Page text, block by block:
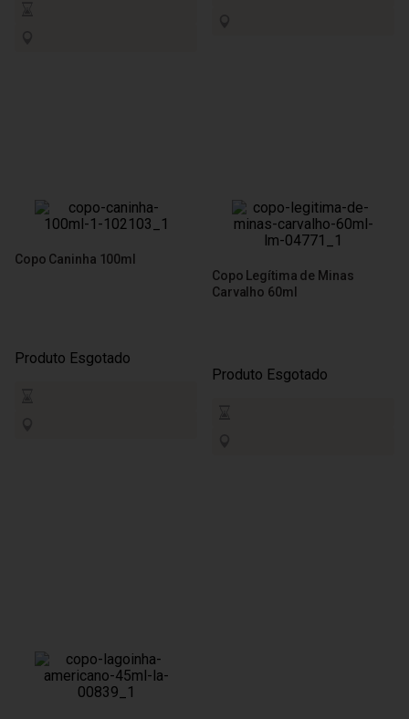
Copo Caninha 100ml
Produto Esgotado
Copo Legítima de Minas
Carvalho 60ml
Produto Esgotado